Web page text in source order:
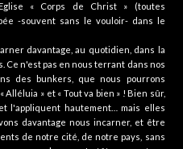
« Corps de Christ » (toutes
-souvent sans le vouloir- dans le
davantage, au quotidien, dans la
Ce n'est pas en nous terrant dans nos
des bunkers, que nous pourrons
» et « Tout va bien » ! Bien sûr,
l'appliquent hautement… mais elles
davantage nous incarner, et être
de notre cité, de notre pays, sans